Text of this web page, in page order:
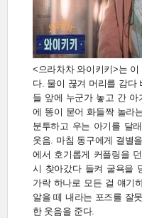
<으라차차 와이키키>는
다. 물이 끊겨 머리를 감다
들 앞에 누군가 놓고 간
에 똥이 묻어 화들짝 놀라
분투하고 우는 아기를 달
웃음. 마침 동구에게 결별
에서 호기롭게 커플링을
시 찾아갔다 들켜 굴욕을
가락 하나로 모든 걸 얘기
알을 떼 내라는 포즈를 잘
한 웃음을 준다.